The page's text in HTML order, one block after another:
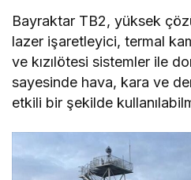
Bayraktar TB2, yüksek
lazer işaretleyici, termal
ve kızılötesi sistemler ile
sayesinde hava, kara ve
etkili bir şekilde